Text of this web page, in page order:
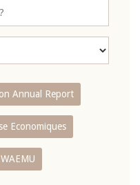
Annual Report
Economiques